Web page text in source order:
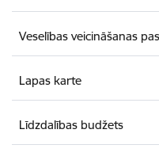
Veselības veicināšanas
Lapas karte
Līdzdalības budžets